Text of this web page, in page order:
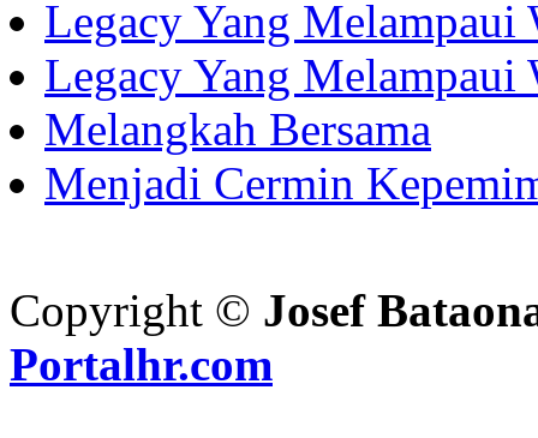
Legacy Yang Melampaui
Legacy Yang Melampaui
Melangkah Bersama
Menjadi Cermin
Copyright © Josef
Portalhr.com